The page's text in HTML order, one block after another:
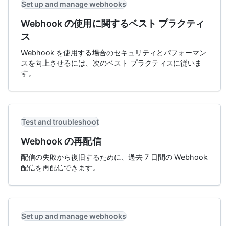
Set up and manage webhooks
Webhook の使用に関するベスト プラクティ
ス
Webhook を使用する場合のセキュリティとパフォーマン
スを向上させるには、次のベスト プラクティスに従いま
す。
Test and troubleshoot
Webhook の再配信
配信の失敗から復旧するために、過去 7 日間の Webhook
配信を再配信できます。
Set up and manage webhooks